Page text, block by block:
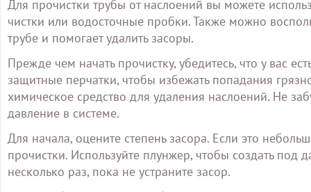
Для прочистки трубы от наслоений вы можете
чистки или водосточные пробки. Также можно
трубе и помогает удалить засоры.
Прежде чем начать прочистку, убедитесь, что у вас
защитные перчатки, чтобы избежать попадания
химическое средство для удаления наслоений. Не
давление в системе.
Для начала, оцените степень засора. Если это
прочистки. Используйте плунжер, чтобы создать под
несколько раз, пока не устраните засор.